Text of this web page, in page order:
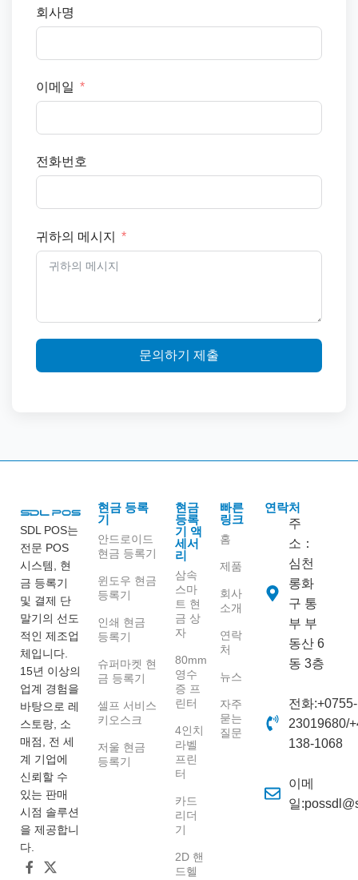
회사명
이메일
전화번호
귀하의 메시지
문의하기 제출
SDL POS는
전문 POS
시스템, 현
금 등록기
및 결제 단
말기의 선도
적인 제조업
체입니다.
15년 이상의
업계 경험을
바탕으로 레
스토랑, 소
매점, 전 세
계 기업에
신뢰할 수
있는 판매
시점 솔루션
을 제공합니
다.
현금 등록
기
안드로이드
현금 등록기
윈도우 현금
등록기
인쇄 현금
등록기
슈퍼마켓 현
금 등록기
셀프 서비스
키오스크
저울 현금
등록기
현금
등록
기 액
세서
리
삼속
스마
트 현
금 상
자
80mm
영수
증 프
린터
4인치
라벨
프린
터
카드
리더
기
2D 핸
드헬
빠른
링크
홈
제품
회사
소개
연락
처
뉴스
자주
묻는
질문
연락처
주
소：
심천
롱화
구 통
부 부
동산 6
동 3층
전화:+0755-
23019680/
138-1068
이메
일